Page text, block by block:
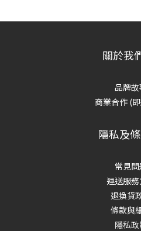
關於我
品牌故
商業合作 (
隱私及
常見問
運送服
退換貨
條款與
隱私